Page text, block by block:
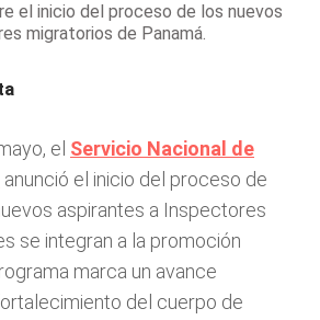
el inicio del proceso de los nuevos
migratorios de Panamá.
el Servicio Nacional de
anunció el inicio del proceso de
aspirantes a Inspectores
se integran a la promoción
marca un avance
del cuerpo de